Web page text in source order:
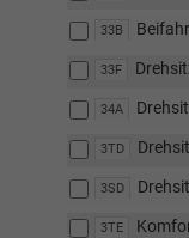
33B
33F
34A
3TD
3SD
3TE